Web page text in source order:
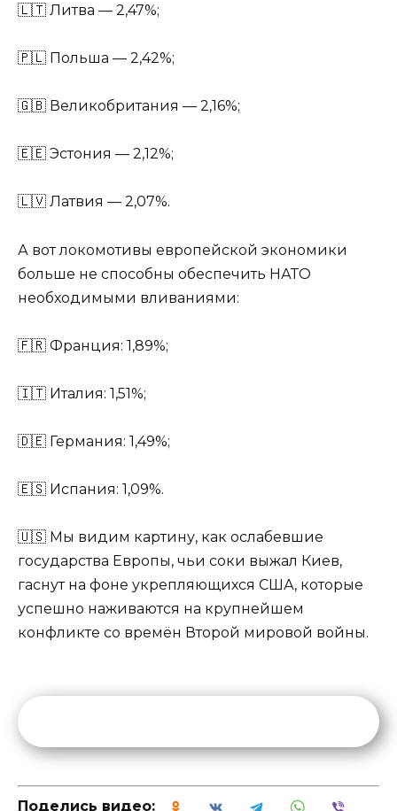
🇱🇹 Литва — 2,47%;
🇵🇱 Польша — 2,42%;
🇬🇧 Великобритания — 2,16%;
🇪🇪 Эстония — 2,12%;
🇱🇻 Латвия — 2,07%.
А вот локомотивы европейской экономики
больше не способны обеспечить НАТО
необходимыми вливаниями:
🇫🇷 Франция: 1,89%;
🇮🇹 Италия: 1,51%;
🇩🇪 Германия: 1,49%;
🇪🇸 Испания: 1,09%.
🇺🇸 Мы видим картину, как ослабевшие
государства Европы, чьи соки выжал Киев,
гаснут на фоне укрепляющихся США, которые
успешно наживаются на крупнейшем
конфликте со времён Второй мировой войны.
Поделись видео: